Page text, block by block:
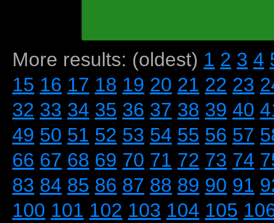
More results: (oldest) 1 2 3 4
15 16 17 18 19 20 21 22 23
32 33 34 35 36 37 38 39 40
49 50 51 52 53 54 55 56 57
66 67 68 69 70 71 72 73 74
83 84 85 86 87 88 89 90 91
100 101 102 103 104 105